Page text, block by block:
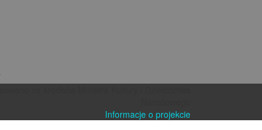
Informacje o projekcie